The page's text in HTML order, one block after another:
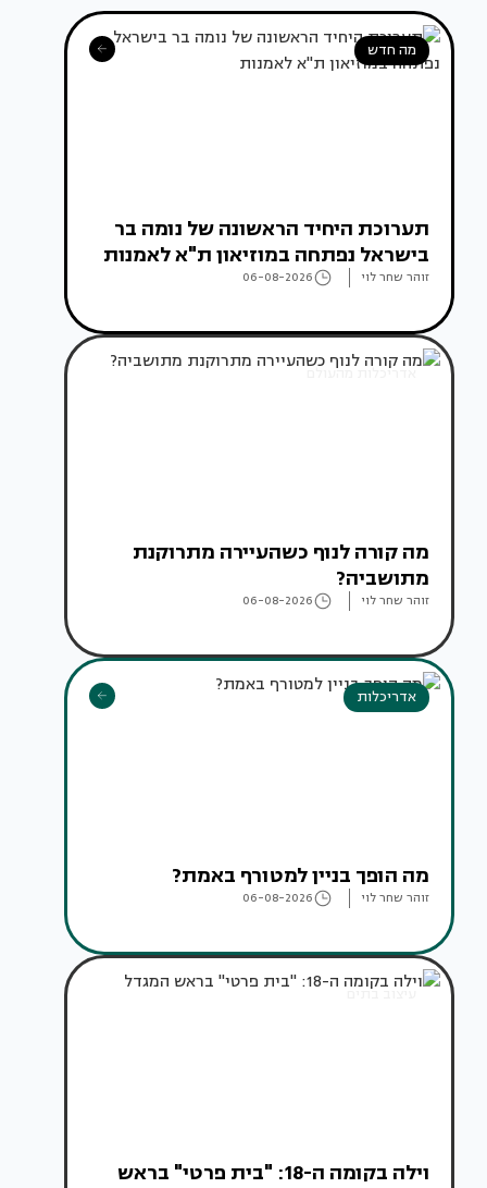
מה חדש
תערוכת היחיד הראשונה של נומה בר
בישראל נפתחה במוזיאון ת"א לאמנות
זוהר שחר לוי 06-08-2026
אדריכלות מהעולם
מה קורה לנוף כשהעיירה מתרוקנת
מתושביה?
זוהר שחר לוי 06-08-2026
אדריכלות
מה הופך בניין למטורף באמת?
זוהר שחר לוי 06-08-2026
עיצוב בתים
וילה בקומה ה-18: "בית פרטי" בראש